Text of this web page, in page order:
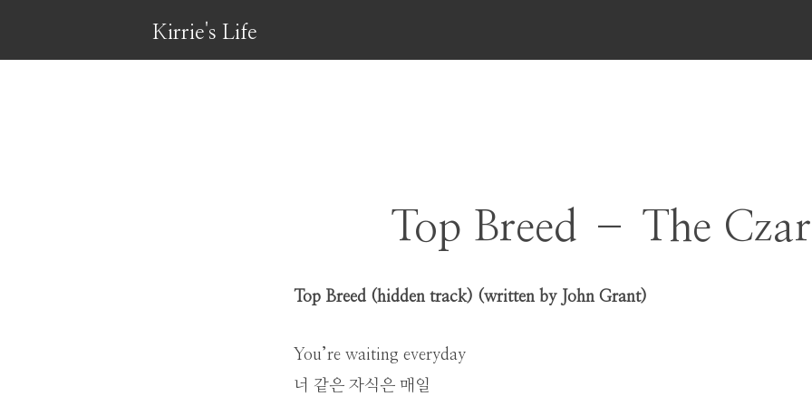
Kirrie's Life
Top Breed – The
Top Breed (hidden track) (written by John Grant)
You’re waiting everyday
너 같은 자식은 매일